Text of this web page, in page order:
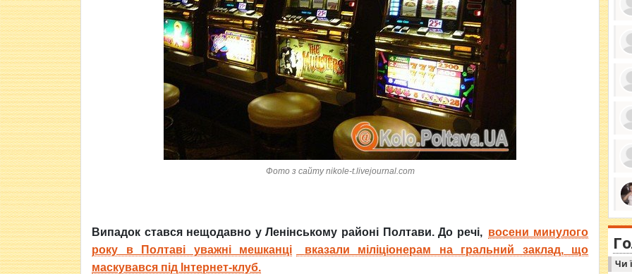
Фото з сайту nikole-t.livejournal.com
Випадок стався нещодавно у Ленінському районі Полтави. До речі, восени минулого
року в Полтаві уважні мешканці
вказали міліціонерам на гральний заклад, що
маскувався під Інтернет-клуб.
за
ми
in
Чи